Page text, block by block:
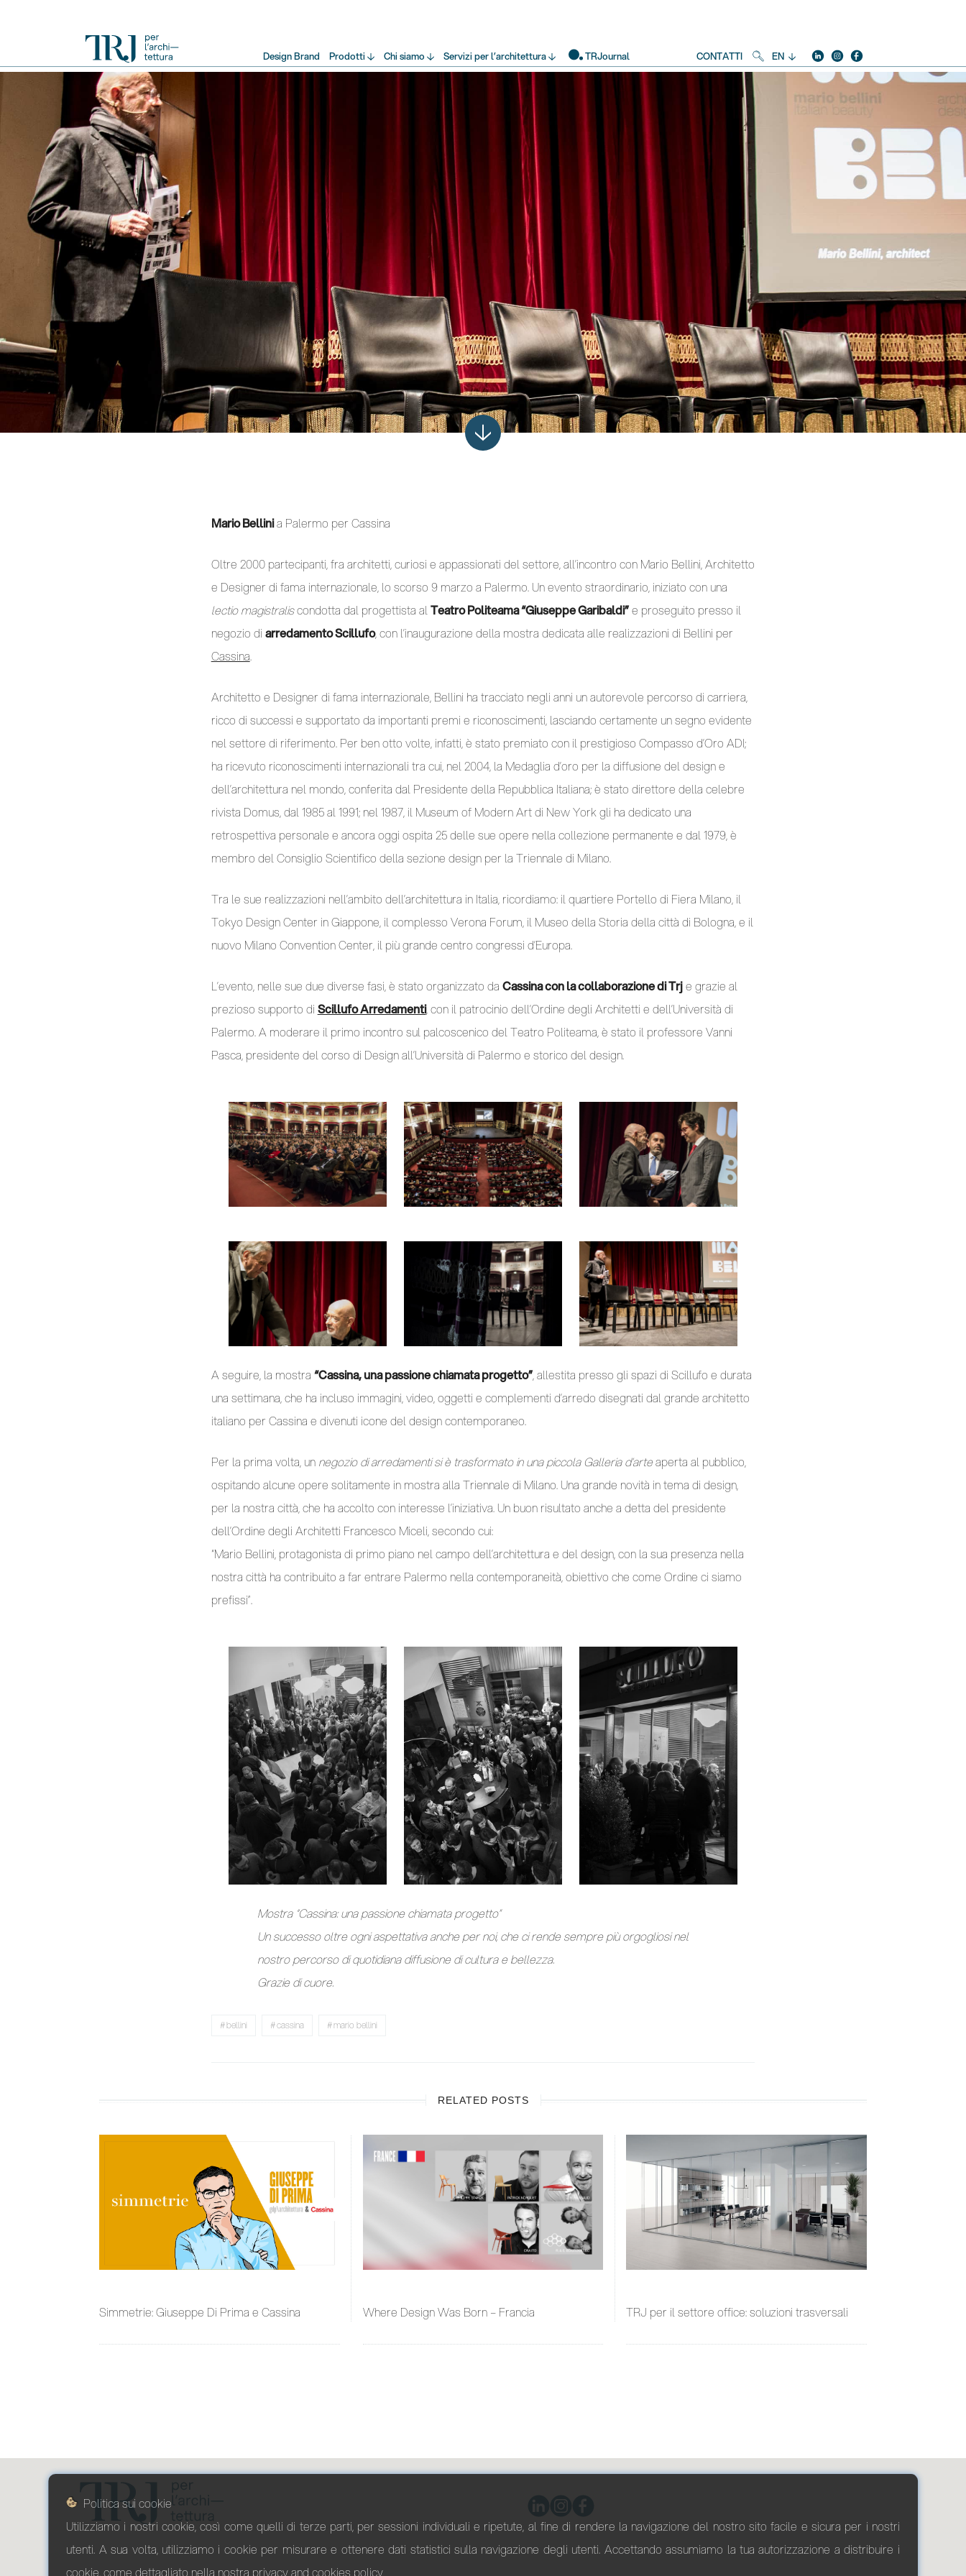
PrimaryDesign Brand Prodotti Chi siamo Servizi per l’architettura TRJournal CONTATTI
Social
Navigation
EN Linkedininstagram
Mario Bellinia Palermo per Cassina
Oltre 2000 partecipanti, fra architetti, curiosi e appassionati del settore, all’incontro con Mario Bellini, Architetto
e Designer di fama internazionale, lo scorso 9 marzo a Palermo. Un evento straordinario, iniziato con una
lectio magistraliscondotta dal progettista al Teatro Politeama “Giuseppe Garibaldi”e proseguito presso il
negozio di arredamento Scillufo, con l’inaugurazione della mostra dedicata alle realizzazioni di Bellini per
Cassina.
Architetto e Designer di fama internazionale, Bellini ha tracciato negli anni un autorevole percorso di carriera,
ricco di successi e supportato da importanti premi e riconoscimenti, lasciando certamente un segno evidente
nel settore di riferimento. Per ben otto volte, infatti, è stato premiato con il prestigioso Compasso d’Oro ADI;
ha ricevuto riconoscimenti internazionali tra cui, nel 2004, la Medaglia d’oro per la diffusione del design e
dell’architettura nel mondo, conferita dal Presidente della Repubblica Italiana; è stato direttore della celebre
rivista Domus, dal 1985 al 1991; nel 1987, il Museum of Modern Art di New York gli ha dedicato una
retrospettiva personale e ancora oggi ospita 25 delle sue opere nella collezione permanente e dal 1979, è
membro del Consiglio Scientifico della sezione design per la Triennale di Milano.
Tra le sue realizzazioni nell’ambito dell’architettura in Italia, ricordiamo: il quartiere Portello di Fiera Milano, il
Tokyo Design Center in Giappone, il complesso Verona Forum, il Museo della Storia della città di Bologna, e il
nuovo Milano Convention Center, il più grande centro congressi d’Europa.
L’evento, nelle sue due diverse fasi, è stato organizzato da Cassina con la collaborazione di Trje grazie al
prezioso supporto di Scillufo Arredamenti, con il patrocinio dell’Ordine degli Architetti e dell’Università di
Palermo. A moderare il primo incontro sul palcoscenico del Teatro Politeama, è stato il professore Vanni
Pasca, presidente del corso di Design all’Università di Palermo e storico del design.
A seguire, la mostra “Cassina, una passione chiamata progetto”, allestita presso gli spazi di Scillufo e durata
una settimana, che ha incluso immagini, video, oggetti e complementi d’arredo disegnati dal grande architetto
italiano per Cassina e divenuti icone del design contemporaneo.
Per la prima volta, un negozio di arredamenti si è trasformato in una piccola Galleria d’arteaperta al pubblico,
ospitando alcune opere solitamente in mostra alla Triennale di Milano. Una grande novità in tema di design,
per la nostra città, che ha accolto con interesse l’iniziativa. Un buon risultato anche a detta del presidente
dell’Ordine degli Architetti Francesco Miceli, secondo cui:
“Mario Bellini, protagonista di primo piano nel campo dell’architettura e del design, con la sua presenza nella
nostra città ha contribuito a far entrare Palermo nella contemporaneità, obiettivo che come Ordine ci siamo
prefissi”.
Mostra “Cassina: una passione chiamata progetto”
Un successo oltre ogni aspettativa anche per noi, che ci rende sempre più orgogliosi nel
nostro percorso di quotidiana diffusione di cultura e bellezza.
Grazie di cuore.
bellini cassina mario bellini
RELATED POSTS
Simmetrie: Giuseppe Di Prima e Cassina Where Design Was Born – Francia TRJ per il settore office: soluzioni trasversali
Politica sui cookie
Utilizziamo i nostri cookie, così come quelli di terze parti, per sessioni individuali e ripetute, al fine di rendere la navigazione del nostro sito facile e sicura per i nostri
utenti. A sua volta, utilizziamo i cookie per misurare e ottenere dati statistici sulla navigazione degli utenti. Accettando assumiamo la tua autorizzazione a distribuire i
cookie, come dettagliato nella nostra privacy and cookies policy